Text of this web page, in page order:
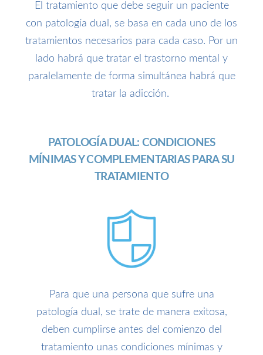
El tratamiento que debe seguir un paciente
con patología dual, se basa en cada uno de los
tratamientos necesarios para cada caso. Por un
lado habrá que tratar el trastorno mental y
paralelamente de forma simultánea habrá que
tratar la adicción.
PATOLOGÍA DUAL: CONDICIONES
MÍNIMAS Y COMPLEMENTARIAS PARA SU
TRATAMIENTO
Para que una persona que sufre una
patología dual, se trate de manera exitosa,
deben cumplirse antes del comienzo del
tratamiento unas condiciones mínimas y